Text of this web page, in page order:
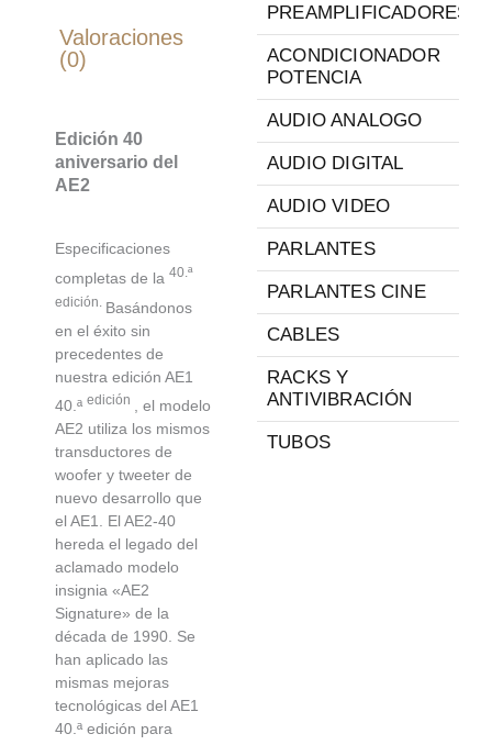
Valoraciones
(0)
Edición 40
aniversario del
AE2
Especificaciones
completas de la 40.ª
edición. Basándonos
en el éxito sin
precedentes de
nuestra edición AE1
40.ª edición , el modelo
AE2 utiliza los mismos
transductores de
woofer y tweeter de
nuevo desarrollo que
el AE1. El AE2-40
hereda el legado del
aclamado modelo
insignia «AE2
Signature» de la
década de 1990. Se
han aplicado las
mismas mejoras
tecnológicas del AE1
40.ª edición para
PREAMPLIFICADORES
ACONDICIONADOR
POTENCIA
AUDIO ANALOGO
AUDIO DIGITAL
AUDIO VIDEO
PARLANTES
PARLANTES CINE
CABLES
RACKS Y
ANTIVIBRACIÓN
TUBOS